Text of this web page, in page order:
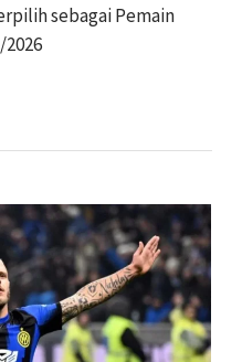
sebagai Pemain
2026